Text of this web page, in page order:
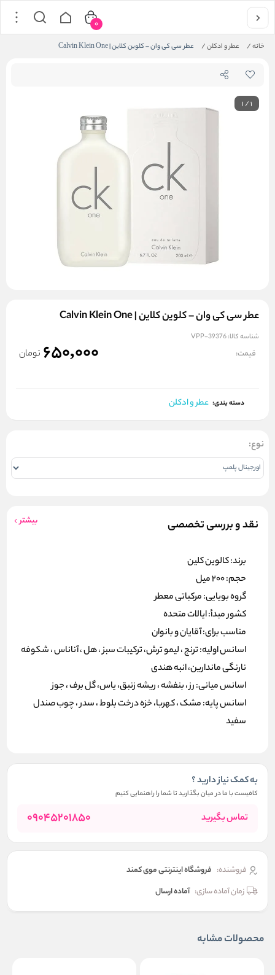
خانه/ عطر و ادکلن/ عطر سی کی وان – کلوین کلاین | Calvin Klein One
0
1/1
عطر سی کی وان – کلوین کلاین | Calvin Klein One
شناسه کالا:VPP-39376
قیمت: 650,000 تومان
دسته بندی: عطر و ادکلن
نقد و بررسی تخصصی بیشتر
برند: کالوین کلین
حجم: 200 میل
گروه بویایی: مرکباتی معطر
کشور مبدأ: ایالات متحده
مناسب برای: آقایان و بانوان
اسانس اولیه: ترنج ، لیمو ترش، ترکیبات سبز ، هل ، آناناس ، شکوفه
نارنگی ماندارین، انبه هندی
اسانس میانی: رز ، بنفشه ، ریشه زنبق، یاس، گل برف ، جوز
اسانس پایه: مشک ، کهربا، خزه درخت بلوط ، سدر ، چوب صندل
سفید
به کمک نیاز دارید ؟
کافیست با ما در میان بگذارید تا شما را راهنمایی کنیم
تماس بگیرید 09045201850
فروشنده: فروشگاه اینترنتی موی کمند
زمان آماده سازی: آماده ارسال
نوع:
محصولات مشابه